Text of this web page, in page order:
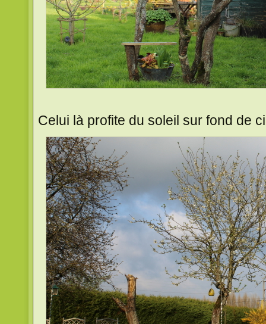
Celui là profite du soleil sur fond de